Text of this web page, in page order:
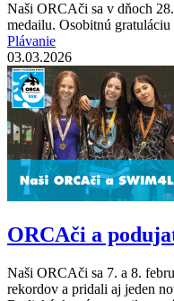
Naši ORCAči sa v dňoch
medailu. Osobitnú
Plávanie
03.03.2026
ORCAči a
Naši ORCAči sa 7. a 8.
rekordov a pridali aj jeden